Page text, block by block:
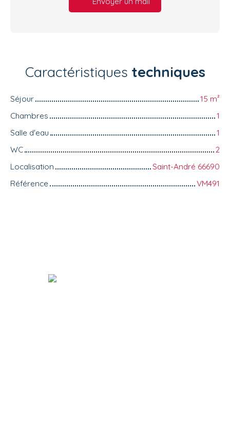
Caractéristiques techniques
Séjour 15 m²
Chambres
1
Salle d'eau
1
WC
2
Localisation
Saint-André 66690
Référence
VM491